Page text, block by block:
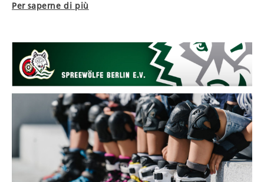
Per saperne di più